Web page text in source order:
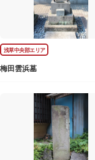
浅草中央部エリア
梅田雲浜墓